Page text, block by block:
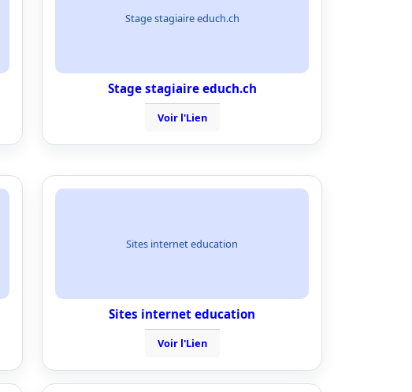
Stage stagiaire educh.ch
Stage stagiaire educh.ch
Voir l'Lien
Sites internet education
Sites internet education
Voir l'Lien